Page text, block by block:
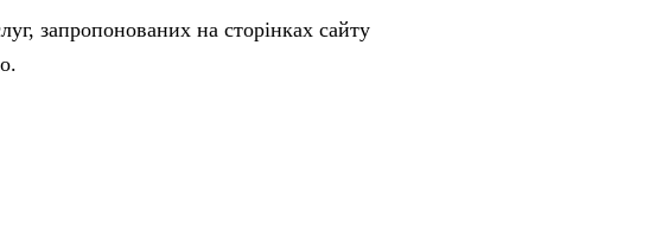
запропонованих на сторінках сайту